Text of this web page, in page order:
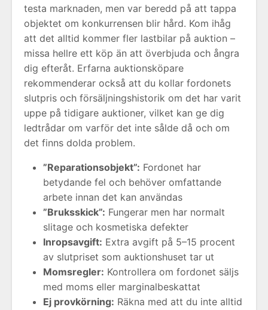
testa marknaden, men var beredd på att tappa
objektet om konkurrensen blir hård. Kom ihåg
att det alltid kommer fler lastbilar på auktion –
missa hellre ett köp än att överbjuda och ångra
dig efteråt. Erfarna auktionsköpare
rekommenderar också att du kollar fordonets
slutpris och försäljningshistorik om det har varit
uppe på tidigare auktioner, vilket kan ge dig
ledtrådar om varför det inte sålde då och om
det finns dolda problem.
”Reparationsobjekt”: Fordonet har
betydande fel och behöver omfattande
arbete innan det kan användas
”Bruksskick”: Fungerar men har normalt
slitage och kosmetiska defekter
Inropsavgift: Extra avgift på 5–15 procent
av slutpriset som auktionshuset tar ut
Momsregler: Kontrollera om fordonet säljs
med moms eller marginalbeskattat
Ej provkörning: Räkna med att du inte alltid